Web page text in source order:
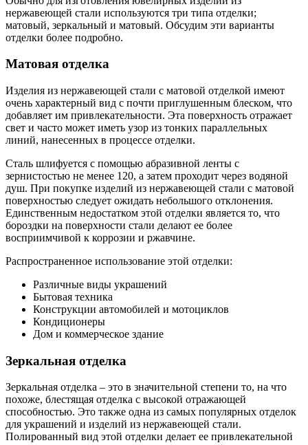
нержавеющей стали используются три типа отделки;
матовый, зеркальный и матовый. Обсудим эти варианты
отделки более подробно.
Матовая отделка
Изделия из нержавеющей стали с матовой отделкой имеют
очень характерный вид с почти приглушенным блеском, что
добавляет им привлекательности. Эта поверхность отражает
свет и часто может иметь узор из тонких параллельных
линий, нанесенных в процессе отделки.
Сталь шлифуется с помощью абразивной ленты с
зернистостью не менее 120, а затем проходит через водяной
душ. При покупке изделий из нержавеющей стали с матовой
поверхностью следует ожидать небольшого отклонения.
Единственным недостатком этой отделки является то, что
бороздки на поверхности стали делают ее более
восприимчивой к коррозии и ржавчине.
Распространенное использование этой отделки:
Различные виды украшений
Бытовая техника
Конструкции автомобилей и мотоциклов
Кондиционеры
Дом и коммерческое здание
Зеркальная отделка
Зеркальная отделка – это в значительной степени то, на что
похоже, блестящая отделка с высокой отражающей
способностью. Это также одна из самых популярных отделок
для украшений и изделий из нержавеющей стали.
Полированный вид этой отделки делает ее привлекательной